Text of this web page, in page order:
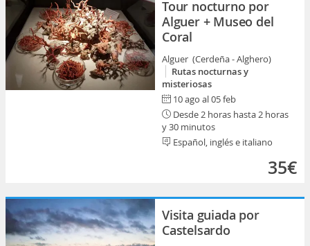
Tour nocturno por
Alguer + Museo del
Coral
Alguer (Cerdeña - Alghero)
Rutas nocturnas y
misteriosas
10 ago al 05 feb
Desde 2 horas hasta 2 horas
y 30 minutos
Español, inglés e italiano
35€
Visita guiada por
Castelsardo